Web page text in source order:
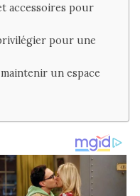
accessoires pour
pour une
un espace